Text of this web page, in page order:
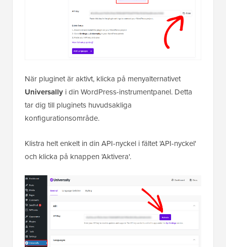
När pluginet är aktivt, klicka på menyalternativet
Universally i din WordPress-instrumentpanel. Detta
tar dig till pluginets huvudsakliga
konfigurationsområde.
Klistra helt enkelt in din API-nyckel i fältet 'API-nyckel'
och klicka på knappen 'Aktivera'.